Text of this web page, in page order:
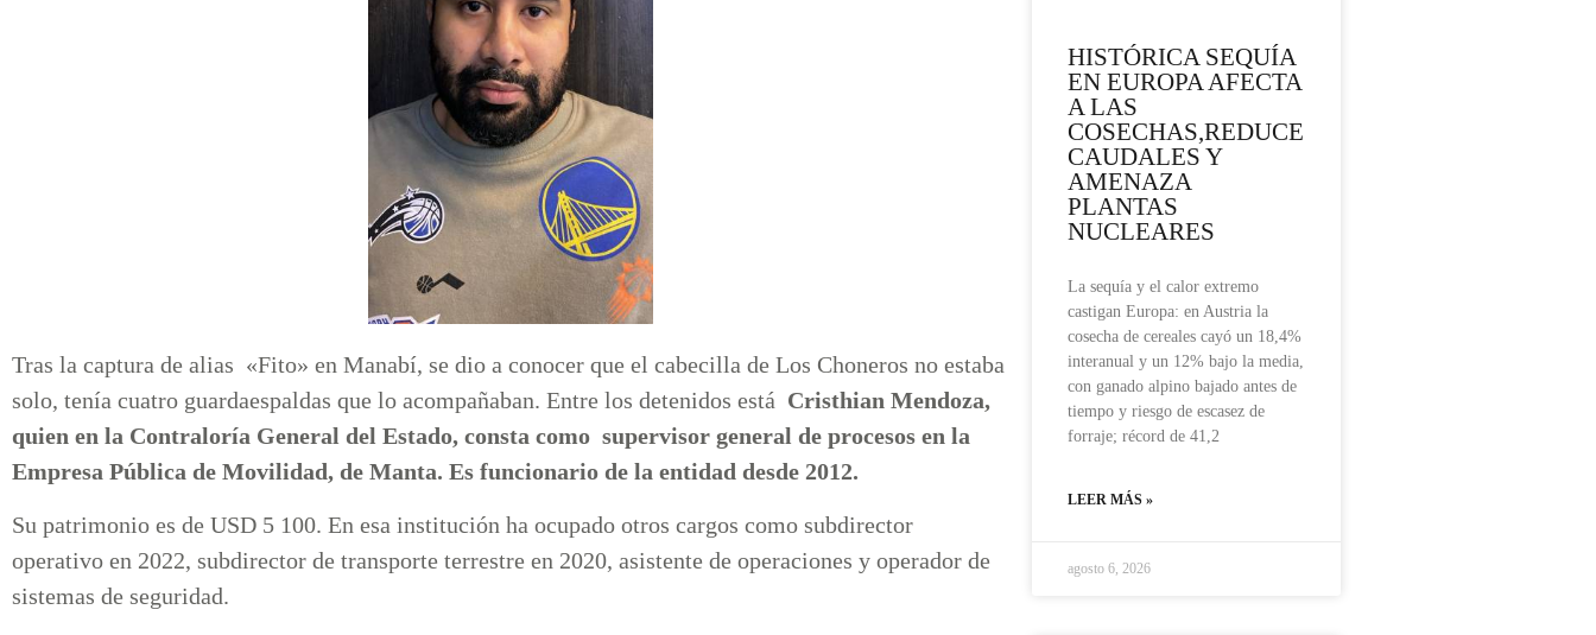
Tras la captura de alias «Fito» en Manabí, se dio a conocer que el cabecilla de Los Choneros no estaba
solo, tenía cuatro guardaespaldas que lo acompañaban. Entre los detenidos está Cristhian Mendoza,
quien en la Contraloría General del Estado, consta como supervisor general de procesos en la
Empresa Pública de Movilidad, de Manta. Es funcionario de la entidad desde 2012.
Su patrimonio es de USD 5 100. En esa institución ha ocupado otros cargos como subdirector
operativo en 2022, subdirector de transporte terrestre en 2020, asistente de operaciones y operador de
sistemas de seguridad.
HISTÓRICA SEQUÍA
EN EUROPA AFECTA
A LAS
COSECHAS,REDUCE
CAUDALES Y
AMENAZA
PLANTAS
NUCLEARES
La sequía y el calor extremo
castigan Europa: en Austria la
cosecha de cereales cayó un 18,4%
interanual y un 12% bajo la media,
con ganado alpino bajado antes de
tiempo y riesgo de escasez de
forraje; récord de 41,2
LEER MÁS »
agosto 6, 2026